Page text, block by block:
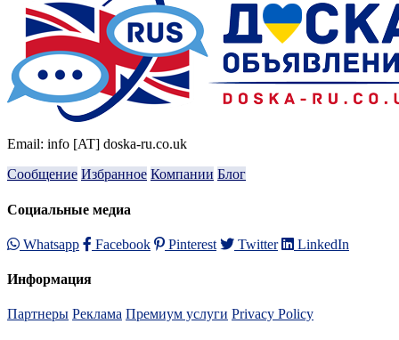
Email: info [AT] doska-ru.co.uk
Сообщение Избранное Компании Блог
Социальные медиа
Whatsapp Facebook Pinterest Twitter LinkedIn
Информация
Партнеры Реклама Премиум услуги Privacy Policy